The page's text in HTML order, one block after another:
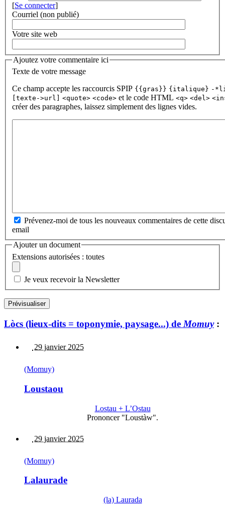
[Se connecter]
Courriel (non publié)
Votre site web
Ajoutez votre commentaire ici
Texte de votre message
Ce champ accepte les raccourcis SPIP {{gras}} {italique} -
[texte->url]
<quote> <code> et le code HTML <q> <del>
créer des paragraphes, laissez simplement des lignes vides.
Prévenez-moi de tous les nouveaux commentaires de cette
email
Ajouter un document
Extensions autorisées : toutes
Je veux recevoir la Newsletter
Lòcs (lieux-dits = toponymie, paysage...) de Momuy:
29 janvier 2025
(Momuy)
Loustaou
Lostau + L’Ostau
Prononcer "Loustàw".
29 janvier 2025
(Momuy)
Lalaurade
(la) Laurada